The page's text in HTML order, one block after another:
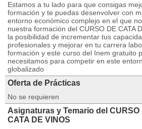
Estamos a tu lado para que consigas
formación y te puedas desenvolver con
entorno económico complejo en el que
nuestra formación del CURSO DE CATA
la posibilidad de incrementar tus
profesionales y mejorar en tu carrera
formación y este curso del Inem gratuito
necesitamos para competir en este
globalizado
Oferta de Prácticas
No se requieren
Asignaturas y Temario del CURSO
CATA DE VINOS